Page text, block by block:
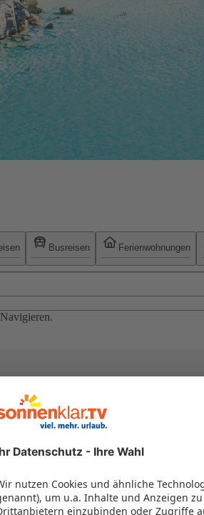
Busreisen Ferienwohnungen
und Hotel in einem Paket kombiniert
erleben!